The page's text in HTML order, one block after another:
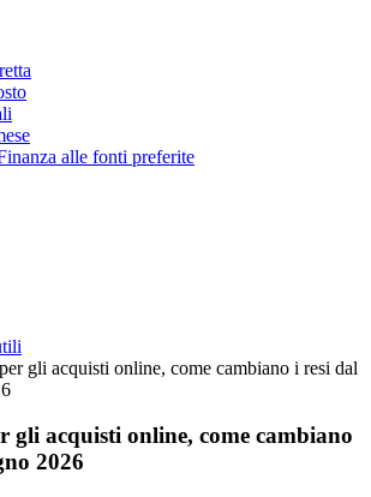
alle fonti preferite
gli acquisti online, come cambiano i resi dal
gli acquisti online, come cambiano
2026